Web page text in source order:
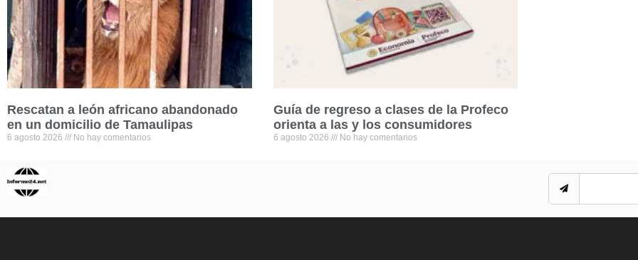
Rescatan a león africano abandonado
en un domicilio de Tamaulipas
6 agosto 2026 No hay comentarios
Guía de regreso a clases de la Profeco
orienta a las y los consumidores
6 agosto 2026 No hay comentarios